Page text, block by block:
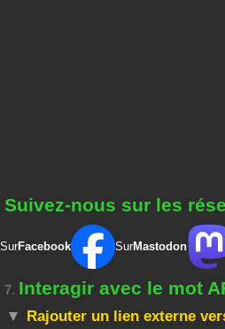
Suivez-nous sur les
SurFacebook SurMastodon
7. Interagir avec le mot
Rajouter un lien externe